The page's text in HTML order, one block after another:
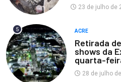
23 de julho de
5 ACRE
Retirada
shows da
quarta-
28 de julho